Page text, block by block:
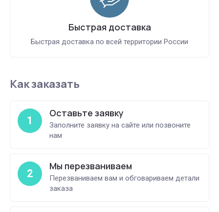
Быстрая доставка
Быстрая доставка по всей территории России
Как заказать
1
Оставьте заявку
Заполните заявку на сайте или позвоните
нам
2
Мы перезваниваем
Перезваниваем вам и обговариваем детали
заказа